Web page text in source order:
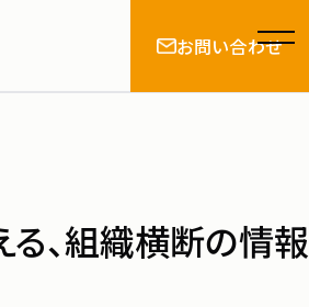
お問い合わせ
、組織横断の情報